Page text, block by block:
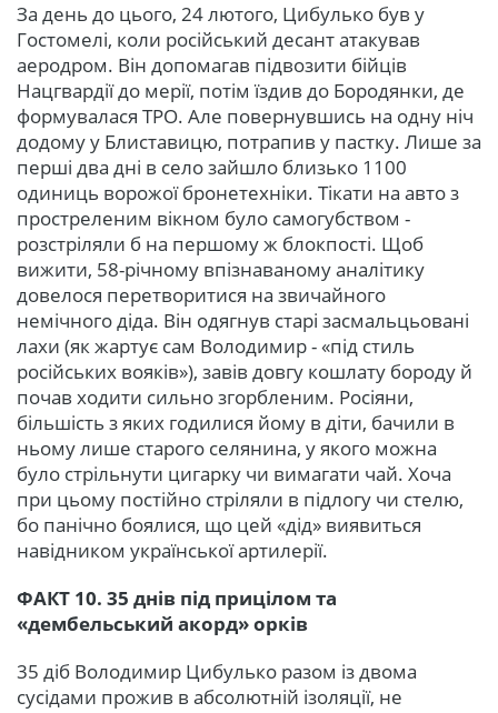
За день до цього, 24 лютого, Цибулько був у
Гостомелі, коли російський десант атакував
аеродром. Він допомагав підвозити бійців
Нацгвардії до мерії, потім їздив до Бородянки, де
формувалася ТРО. Але повернувшись на одну ніч
додому у Блиставицю, потрапив у пастку. Лише за
перші два дні в село зайшло близько 1100
одиниць ворожої бронетехніки. Тікати на авто з
простреленим вікном було самогубством -
розстріляли б на першому ж блокпості. Щоб
вижити, 58-річному впізнаваному аналітику
довелося перетворитися на звичайного
немічного діда. Він одягнув старі засмальцьовані
лахи (як жартує сам Володимир - «під стиль
російських вояків»), завів довгу кошлату бороду й
почав ходити сильно згорбленим. Росіяни,
більшість з яких годилися йому в діти, бачили в
ньому лише старого селянина, у якого можна
було стрільнути цигарку чи вимагати чай. Хоча
при цьому постійно стріляли в підлогу чи стелю,
бо панічно боялися, що цей «дід» виявиться
навідником української артилерії.
ФАКТ 10. 35 днів під прицілом та
«дембельський акорд» орків
35 діб Володимир Цибулько разом із двома
сусідами прожив в абсолютній ізоляції, не